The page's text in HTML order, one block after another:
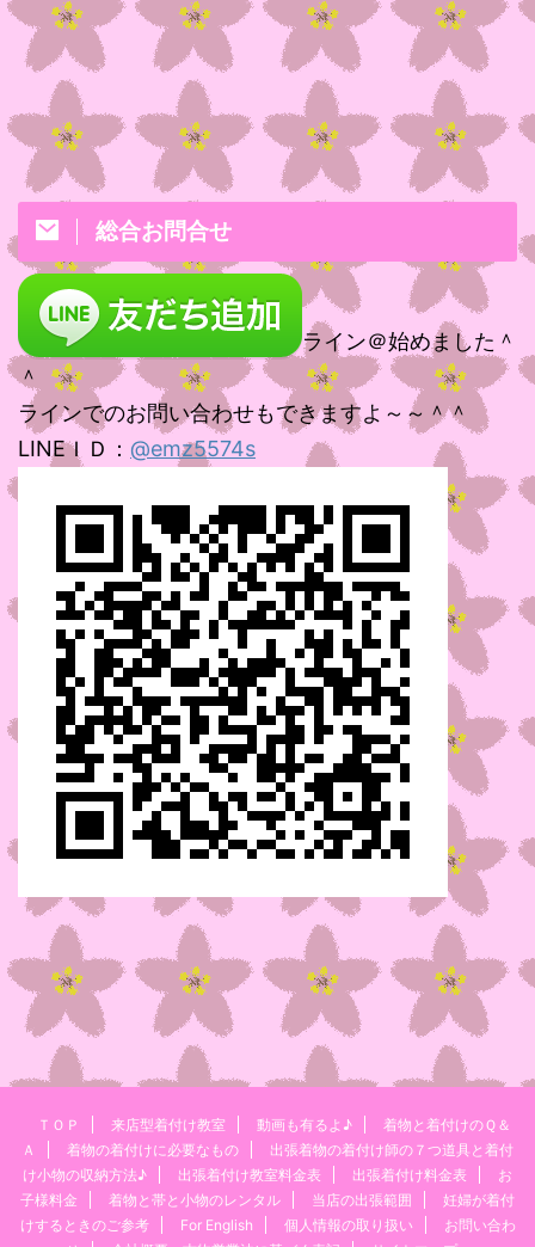
総合お問合せ
ライン＠始めました＾
＾
ラインでのお問い合わせもできますよ～～＾＾
LINEＩＤ： @emz5574s
ＴＯＰ 来店型着付け教室 動画も有るよ♪
着物と着付けのＱ＆
Ａ
着物の着付けに必要なもの
出張着物の着付け師の７つ道具と着付
け小物の収納方法♪
出張着付け教室料金表 出張着付け料金表
お
子様料金
着物と帯と小物のレンタル 当店の出張範囲
妊婦が着付
けするときのご参考
For English 個人情報の取り扱い
お問い合わ